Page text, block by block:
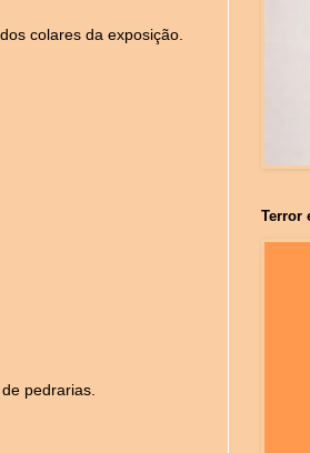
colares da exposição.
pedrarias.
Terror